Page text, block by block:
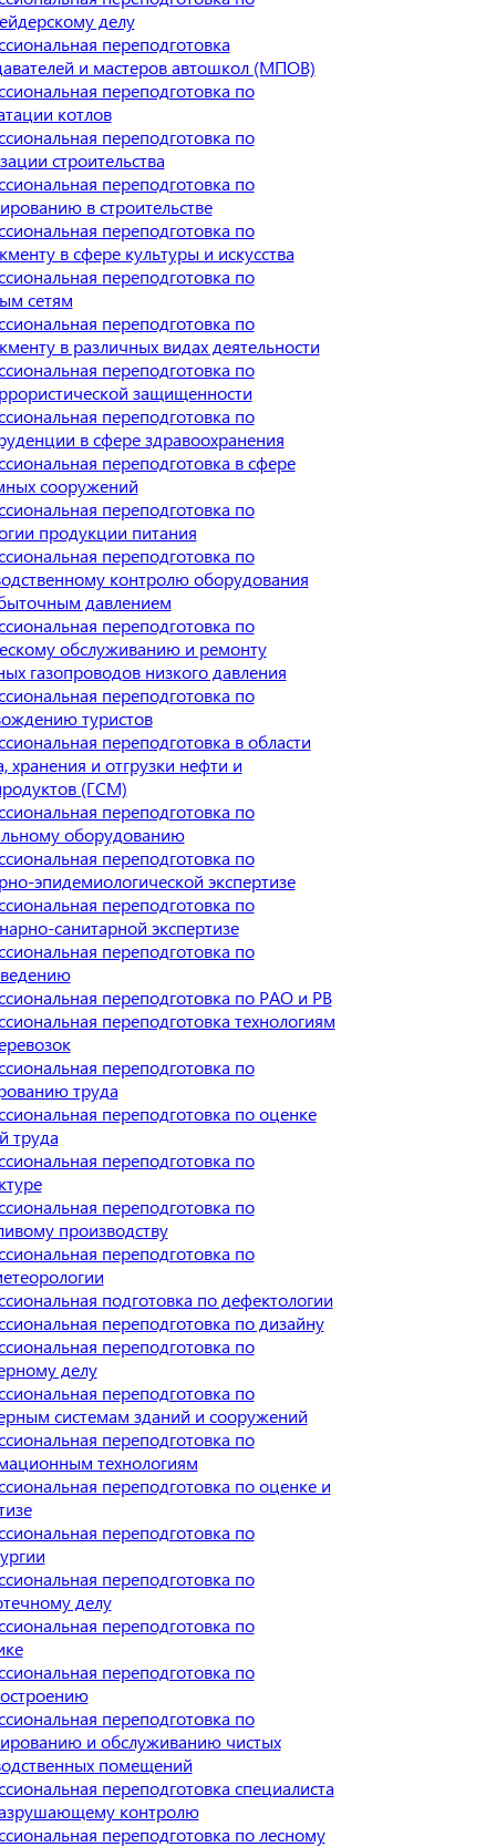
делу
переподготовка
и мастеров автошкол (МПОВ)
переподготовка по
котлов
переподготовка по
строительства
переподготовка по
в строительстве
переподготовка по
в сфере культуры и искусства
переподготовка по
сетям
переподготовка по
в различных видах деятельности
переподготовка по
защищенности
переподготовка по
в сфере здравоохранения
переподготовка в сфере
сооружений
переподготовка по
продукции питания
переподготовка по
контролю оборудования
давлением
переподготовка по
обслуживанию и ремонту
газопроводов низкого давления
переподготовка по
туристов
переподготовка в области
хранения и отгрузки нефти и
(ГСМ)
переподготовка по
оборудованию
переподготовка по
эпидемиологической экспертизе
переподготовка по
санитарной экспертизе
переподготовка по
переподготовка по РАО и РВ
переподготовка технологиям
переподготовка по
труда
переподготовка по оценке
труда
переподготовка по
переподготовка по
производству
переподготовка по
подготовка по дефектологии
переподготовка по дизайну
переподготовка по
делу
переподготовка по
системам зданий и сооружений
переподготовка по
технологиям
переподготовка по оценке и
переподготовка по
переподготовка по
делу
переподготовка по
переподготовка по
переподготовка по
и обслуживанию чистых
помещений
переподготовка специалиста
контролю
переподготовка по лесному